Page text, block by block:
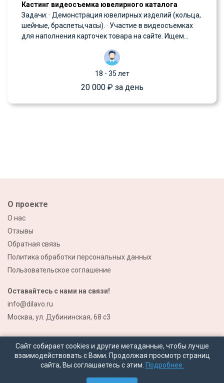
Кастинг видеосъемка ювелирного каталога
Задачи: · Демонстрация ювелирных изделий (кольца,
шейные, браслеты,часы). · Участие в видеосъемках
для наполнения карточек товара на сайте. Ищем...
18 - 35 лет
20 000 ₽ за день
© 2026 Все права защищены
О проекте
О нас
Отзывы
Обратная связь
Политика обработки персональных данных
Пользовательское соглашение
Оставайтесь с нами на связи!
info@dilavo.ru
Москва, ул. Дубининская, 68 с3
Сайт собирает cookies и другие метаданные, чтобы лучше
взаимодействовать с Вами. Продолжая просмотр страниц
сайта, Вы соглашаетесь с этим. Подробнее.